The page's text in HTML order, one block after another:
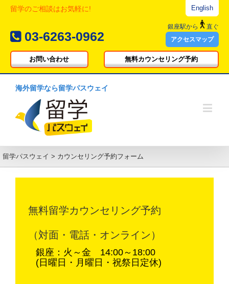
留学のご相談はお気軽に!
03-6263-0962
English
銀座駅から
直ぐ
アクセスマップ
お問い合わせ 無料カウンセリング予約
海外留学なら留学パスウェイ
留学パスウェイ > カウンセリング予約フォーム
無料留学カウンセリング予約
（対面・電話・オンライン）
銀座：火～金 14:00～18:00
(日曜日・月曜日・祝祭日定休)